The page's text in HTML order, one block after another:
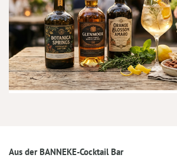
Aus der BANNEKE-Cocktail Bar